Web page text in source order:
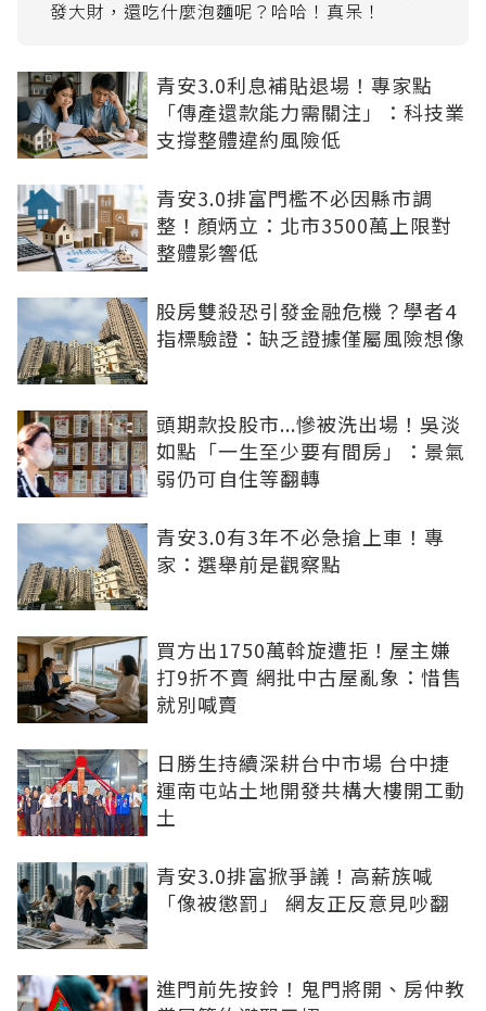
青安3.0利息補貼退場！專家點
「傳產還款能力需關注」：科技業
支撐整體違約風險低
青安3.0排富門檻不必因縣市調
整！顏炳立：北市3500萬上限對
整體影響低
股房雙殺恐引發金融危機？學者4
指標驗證：缺乏證據僅屬風險想像
頭期款投股市...慘被洗出場！吳淡
如點「一生至少要有間房」：景氣
弱仍可自住等翻轉
青安3.0有3年不必急搶上車！專
家：選舉前是觀察點
買方出1750萬斡旋遭拒！屋主嫌
打9折不賣 網批中古屋亂象：惜售
就別喊賣
日勝生持續深耕台中市場 台中捷
運南屯站土地開發共構大樓開工動
土
青安3.0排富掀爭議！高薪族喊
「像被懲罰」 網友正反意見吵翻
進門前先按鈴！鬼門將開、房仲教